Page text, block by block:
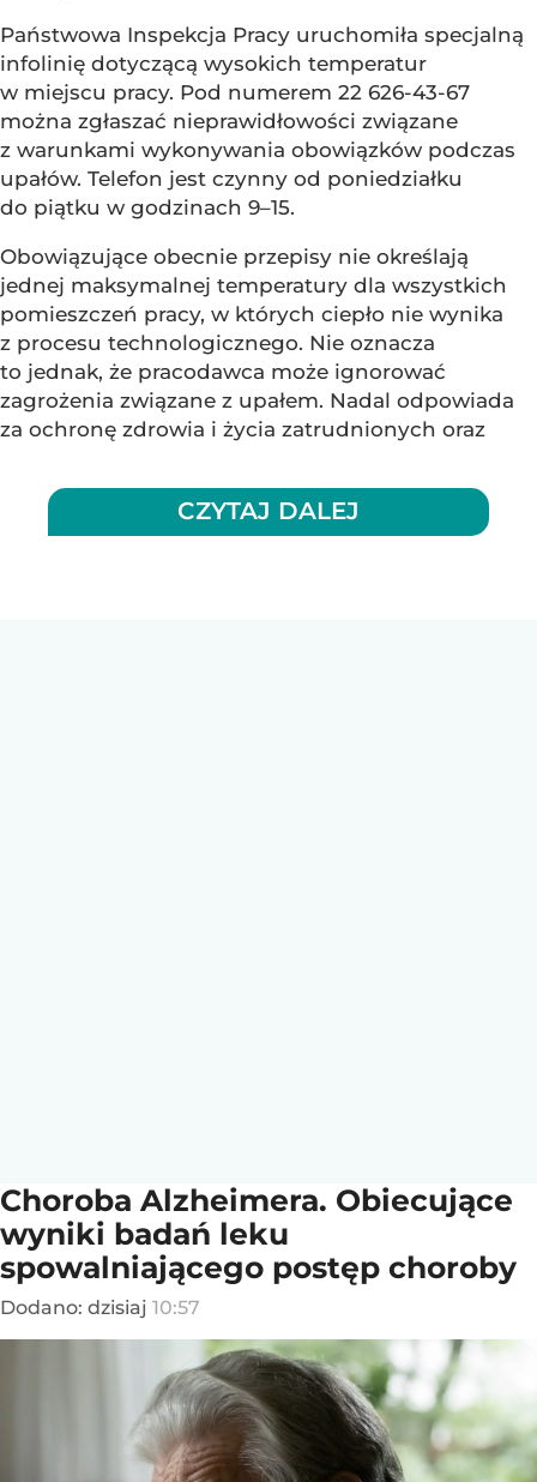
Państwowa Inspekcja Pracy uruchomiła specjalną
infolinię dotyczącą wysokich temperatur
w miejscu pracy. Pod numerem 22 626-43-67
można zgłaszać nieprawidłowości związane
z warunkami wykonywania obowiązków podczas
upałów. Telefon jest czynny od poniedziałku
do piątku w godzinach 9–15.
Obowiązujące obecnie przepisy nie określają
jednej maksymalnej temperatury dla wszystkich
pomieszczeń pracy, w których ciepło nie wynika
z procesu technologicznego. Nie oznacza
to jednak, że pracodawca może ignorować
zagrożenia związane z upałem. Nadal odpowiada
za ochronę zdrowia i życia zatrudnionych oraz
CZYTAJ DALEJ
Choroba Alzheimera. Obiecujące
wyniki badań leku
spowalniającego postęp choroby
Dodano: dzisiaj 10:57